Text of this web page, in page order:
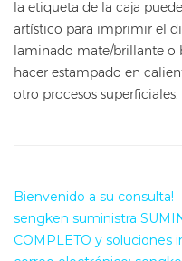
la etiqueta de la caja
artístico para imprimir el
laminado mate/brillante o
hacer estampado en
otro procesos superficiales.
Bienvenido a su consulta!
sengken suministra
COMPLETO y soluciones